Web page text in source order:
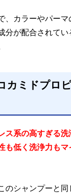
、カラーやパーマ
分が配合されて
カミドプロ
ス系の高すぎる
も低く洗浄力も
のシャンプーと同